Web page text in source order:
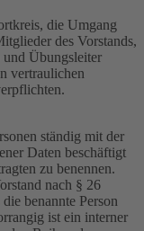
die Umgang
des Vorstands,
Übungsleiter
vertraulichen
ständig mit der
Daten beschäftigt
zu benennen.
nach § 26
benannte Person
ist ein interner